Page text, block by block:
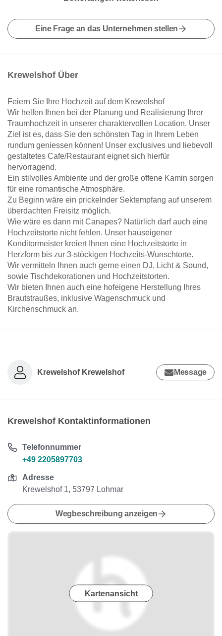
Eine Frage an das Unternehmen stellen
Krewelshof Über
Feiern Sie Ihre Hochzeit auf dem Krewelshof
Wir helfen Ihnen bei der Planung und Realisierung Ihrer
Traumhochzeit in unserer charaktervollen Location. Unser
Ziel ist es, dass Sie den schönsten Tag in Ihrem Leben
rundum geniessen können! Unser exclusives und liebevoll
gestaltetes Cafe/Restaurant eignet sich hierfür
hervorragend.
Ein stilvolles Ambiente und der große offene Kamin sorgen
für eine romantische Atmosphäre.
Zu Beginn wäre ein prickelnder Sektempfang auf unserem
überdachten Freisitz möglich.
Wie wäre es dann mit Canapes? Natürlich darf auch eine
Hochzeitstorte nicht fehlen. Unser hauseigener
Konditormeister kreiert Ihnen eine Hochzeitstorte in
Herzform bis zur 3-stöckigen Hochzeits-Wunschtorte.
Wir vermitteln Ihnen auch gerne einen DJ, Licht & Sound,
sowie Tischdekorationen und Hochzeitstorten.
Wir bieten Ihnen auch eine hofeigene Herstellung Ihres
Brautstraußes, inklusive Wagenschmuck und
Kirchenschmuck an.
Krewelshof Krewelshof Message
Krewelshof Kontaktinformationen
Telefonnummer
+49 2205897703
Adresse
Krewelshof 1, 53797 Lohmar
Wegbeschreibung anzeigen
Kartenansicht